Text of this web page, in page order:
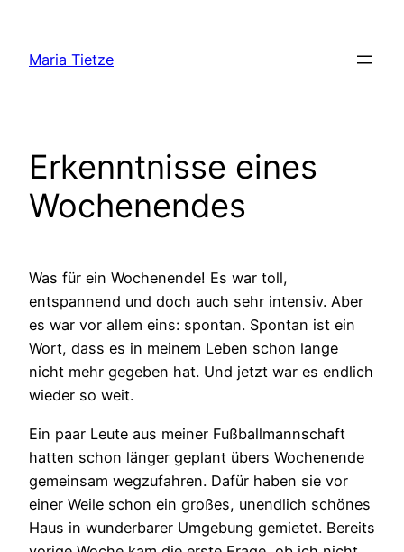
springen
Maria Tietze
Erkenntnisse eines
Wochenendes
Was für ein Wochenende! Es war toll,
entspannend und doch auch sehr intensiv. Aber
es war vor allem eins: spontan. Spontan ist ein
Wort, dass es in meinem Leben schon lange
nicht mehr gegeben hat. Und jetzt war es endlich
wieder so weit.
Ein paar Leute aus meiner Fußballmannschaft
hatten schon länger geplant übers Wochenende
gemeinsam wegzufahren. Dafür haben sie vor
einer Weile schon ein großes, unendlich schönes
Haus in wunderbarer Umgebung gemietet. Bereits